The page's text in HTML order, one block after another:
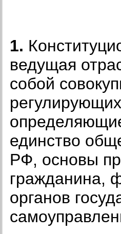
1.
ведущая
собой
единство
РФ, основы
гражданина,
органов